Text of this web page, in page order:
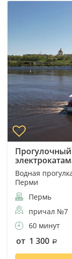
Водная
Перми
Пермь
причал №7
60 минут
от 1 300